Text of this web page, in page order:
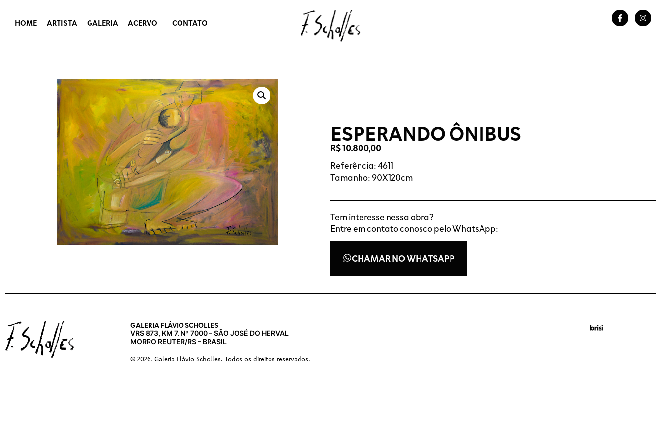
HOME ARTISTA GALERIA ACERVO CONTATO
ESPERANDO ÔNIBUS
R$10.800,00
Referência: 4611
Tamanho: 90X120cm
Tem interesse nessa obra?
Entre em contato conosco pelo WhatsApp:
CHAMAR NO WHATSAPP
GALERIA FLÁVIO SCHOLLES
VRS 873, KM 7. Nº 7000 – SÃO JOSÉ DO HERVAL
MORRO REUTER/RS – BRASIL
© 2026. Galeria Flávio Scholles. Todos os direitos reservados.